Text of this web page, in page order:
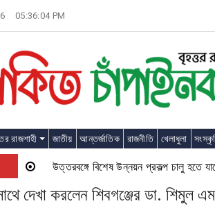
05:36:05 PM
রাজশাহী জাতীয় আন্তর্জাতিক রাজনীতি খেলাধুলা
উত্তরবঙ্গে বিশেষ উন্নয়ন প্রকল্প চালু হতে যাচ্ছে:
দেখা করলেন শিবগঞ্জের ডা. শিমুল